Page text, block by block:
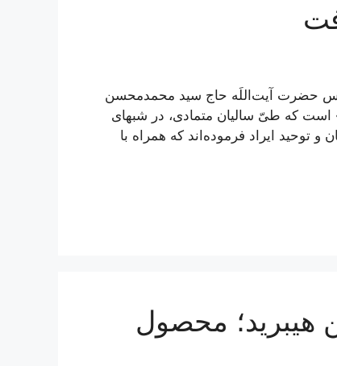
حضرت آیت‌اللَه حاج سید محمدمحسن
که طیّ سالیان متمادی، در شبهای
توحید ایراد فرموده‌اند که همراه با
7 پرو پلاگین هیبرید؛ محصول